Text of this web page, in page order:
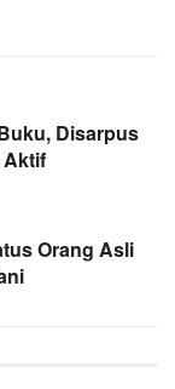
Disarpus
Aktif
Orang Asli